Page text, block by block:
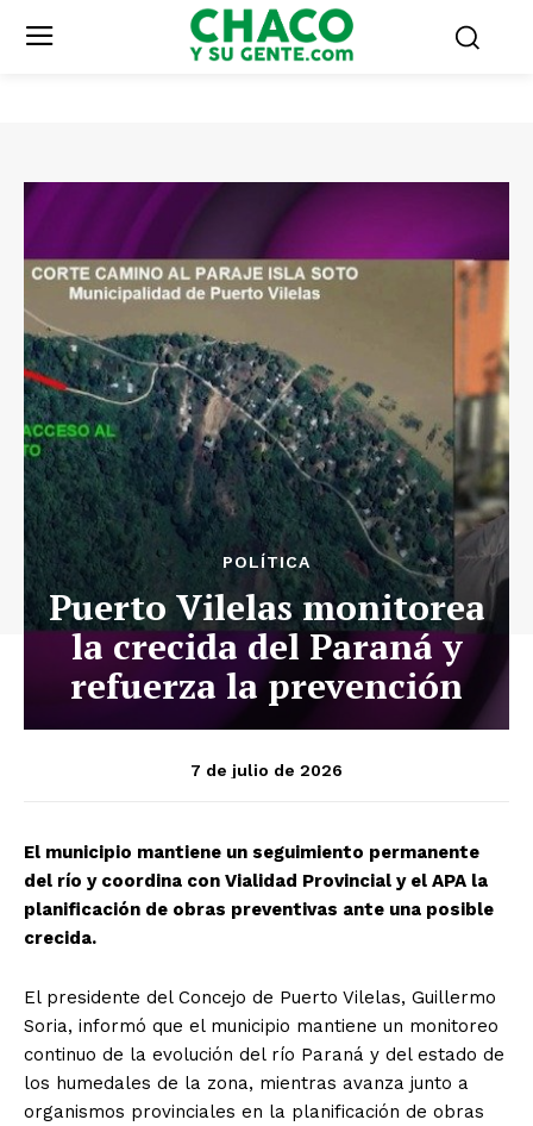
POLÍTICA
Puerto Vilelas monitorea
la crecida del Paraná y
refuerza la prevención
7 de julio de 2026
El municipio mantiene un seguimiento permanente
del río y coordina con Vialidad Provincial y el APA la
planificación de obras preventivas ante una posible
crecida.
El presidente del Concejo de Puerto Vilelas, Guillermo
Soria, informó que el municipio mantiene un monitoreo
continuo de la evolución del río Paraná y del estado de
los humedales de la zona, mientras avanza junto a
organismos provinciales en la planificación de obras